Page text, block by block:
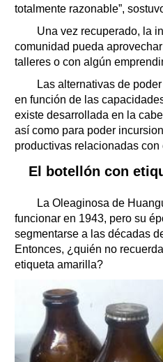
totalmente razonable”,
Una vez recuperado, la
comunidad pueda
talleres o con algún
Las alternativas de
en función de las
existe desarrollada en la
así como para poder
productivas relacionadas
El botellón con
La Oleaginosa de
funcionar en 1943, pero su
segmentarse a las décadas
Entonces, ¿quién no
etiqueta amarilla?